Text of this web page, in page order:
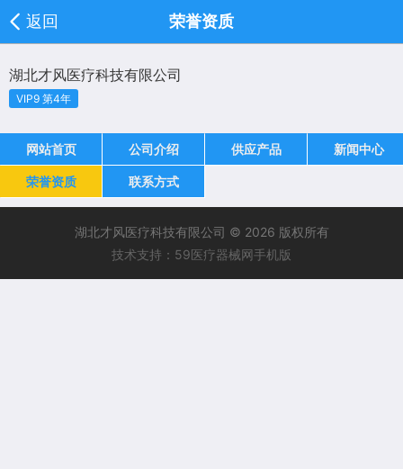
返回 荣誉资质
湖北才风医疗科技有限公司
VIP9 第4年
网站首页 公司介绍 供应产品 新闻中心
荣誉资质 联系方式
湖北才风医疗科技有限公司 © 2026 版权所有
技术支持：59医疗器械网手机版